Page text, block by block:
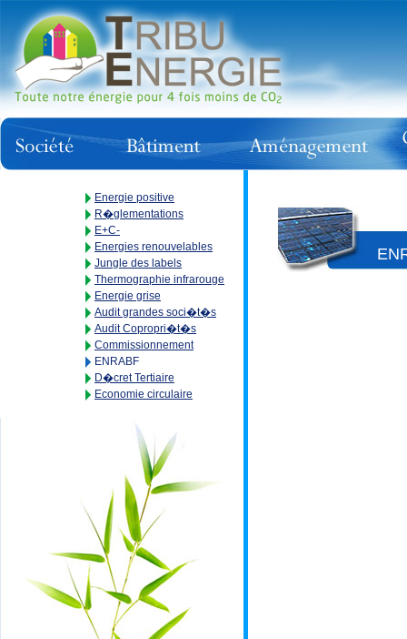
Energie positive
R�glementations
E+C-
Energies renouvelables
Jungle des labels
Thermographie infrarouge
Energie grise
Audit grandes soci�t�s
Audit Copropri�t�s
Commissionnement
ENRABF
D�cret Tertiaire
Economie circulaire